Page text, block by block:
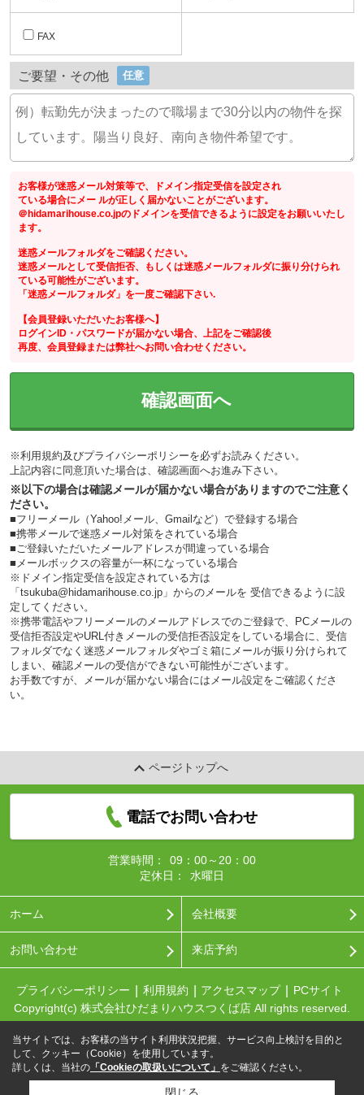
FAX
ご要望・その他 任意
お客様が迷惑メール対策等で、ドメイン指定受信を設定され
ている場合にメー ルが正しく届かないことがございます。
＠hidamarihouse.co.jpのドメインを受信できるように設定をお願いいたし
ます。
迷惑メールフォルダをご確認ください。
迷惑メールとして受信拒否、もしくは迷惑メールフォルダに振り分けられ
ている可能性がございます。
「迷惑メールフォルダ」を一度ご確認下さい.
【会員登録いただいたお客様へ】
ログインID・パスワードが届かない場合、上記をご確認後
再度、会員登録または弊社へお問い合わせください。
確認画面へ
※利用規約及びプライバシーポリシーを必ずお読みください。
上記内容に同意頂いた場合は、確認画面へお進み下さい。
※以下の場合は確認メールが届かない場合がありますのでご注意く
ださい。
■フリーメール（Yahoo!メール、Gmailなど）で登録する場合
■携帯メールで迷惑メール対策をされている場合
■ご登録いただいたメールアドレスが間違っている場合
■メールボックスの容量が一杯になっている場合
※ドメイン指定受信を設定されている方は
「tsukuba@hidamarihouse.co.jp」からのメールを 受信できるように設
定してください。
※携帯電話やフリーメールのメールアドレスでのご登録で、PCメールの
受信拒否設定やURL付きメールの受信拒否設定をしている場合に、受信
フォルダでなく迷惑メールフォルダやゴミ箱にメールが振り分けられて
しまい、確認メールの受信ができない可能性がございます。
お手数ですが、メールが届かない場合にはメール設定をご確認くださ
い。
ページトップへ
電話でお問い合わせ
営業時間：
09：00～20：00
定休日：
水曜日
ホーム 会社概要
お問い合わせ 来店予約
プライバシーポリシー 利用規約 アクセスマップ
PCサイト
Copyright(c) 株式会社ひだまりハウスつくば店 All rights reserved.
当サイトでは、お客様の当サイト利用状況把握、サービス向上検討を目的と
して、クッキー（Cookie）を使用しています。
詳しくは、当社の 「Cookieの取扱いについて」 をご確認ください。